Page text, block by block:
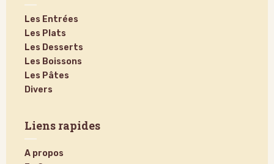
Les Entrées
Les Plats
Les Desserts
Les Boissons
Les Pâtes
Divers
Liens rapides
A propos